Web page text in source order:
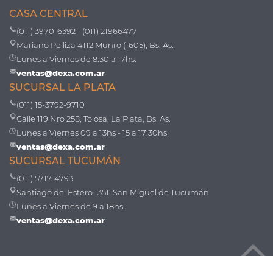
CASA CENTRAL
(011) 3970-6392 - (011) 21966477
Mariano Pelliza 4112 Munro (1605), Bs. As.
Lunes a Viernes de 8:30 a 17hs.
ventas@dexa.com.ar
SUCURSAL LA PLATA
(011) 15-3792-9710
Calle 119 Nro 258, Tolosa, La Plata, Bs. As.
Lunes a Viernes 09 a 13hs - 15 a 17:30hs
ventas@dexa.com.ar
SUCURSAL TUCUMÁN
(011) 5717-4793
Santiago del Estero 1351, San Miguel de Tucumán
Lunes a Viernes de 9 a 18hs.
ventas@dexa.com.ar